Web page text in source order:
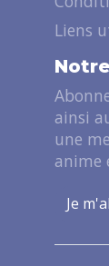
Liens
ainsi
une
anime
Je